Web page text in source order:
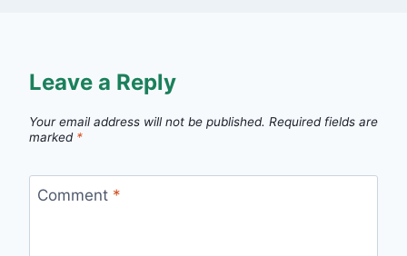
Leave a Reply
Your email address will not be published. Required fields are
marked *
Comment *